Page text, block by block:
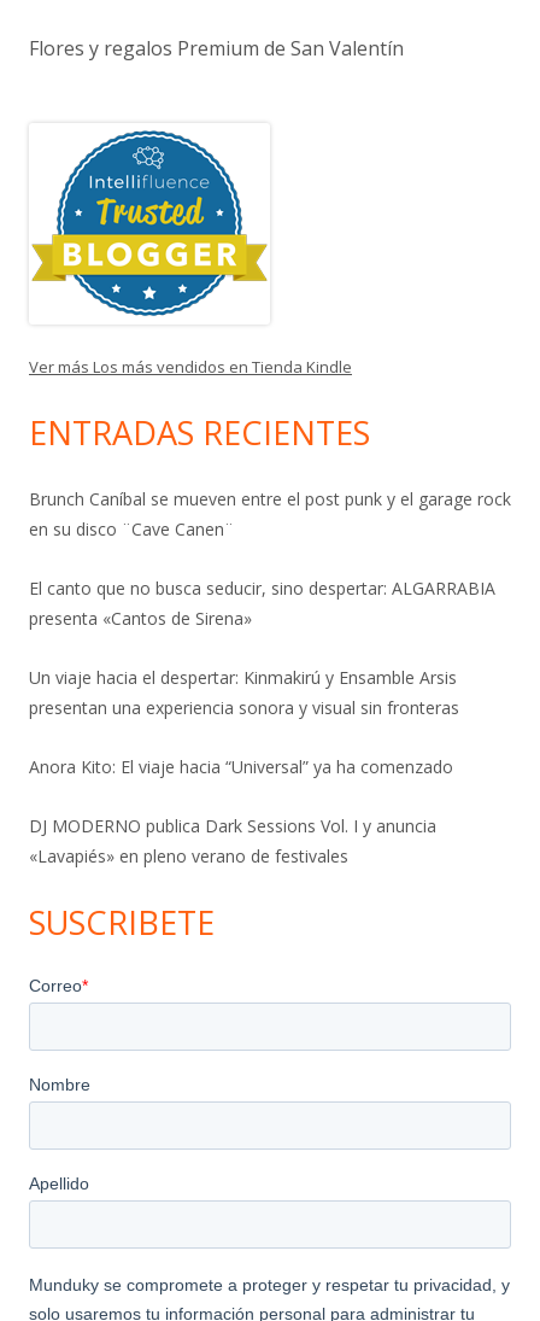
Flores y regalos Premium de San Valentín
Ver más Los más vendidos en Tienda Kindle
ENTRADAS RECIENTES
Brunch Caníbal se mueven entre el post punk y el garage rock
en su disco ¨Cave Canen¨
El canto que no busca seducir, sino despertar: ALGARRABIA
presenta «Cantos de Sirena»
Un viaje hacia el despertar: Kinmakirú y Ensamble Arsis
presentan una experiencia sonora y visual sin fronteras
Anora Kito: El viaje hacia “Universal” ya ha comenzado
DJ MODERNO publica Dark Sessions Vol. I y anuncia
«Lavapiés» en pleno verano de festivales
SUSCRIBETE